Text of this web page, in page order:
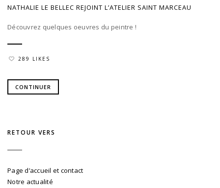
NATHALIE LE BELLEC REJOINT L’ATELIER SAINT MARCEAU
Découvrez quelques oeuvres du peintre !
289 LIKES
CONTINUER
RETOUR VERS
Page d’accueil et contact
Notre actualité